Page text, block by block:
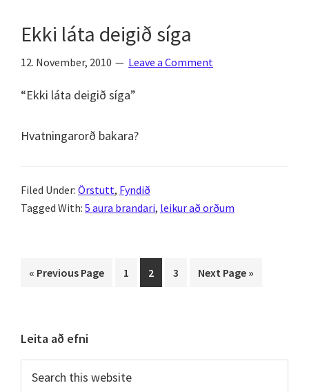
Ekki láta deigið síga
12. November, 2010 Leave a Comment
“Ekki láta deigið síga”
Hvatningarorð bakara?
Filed Under: Örstutt, Fyndið
Tagged With: 5 aura brandari, leikur að orðum
« Go
Previous Page Page
1 Page
2 Page
3
Go
Next Page »
Primary
Sidebar
Leita að efni
this